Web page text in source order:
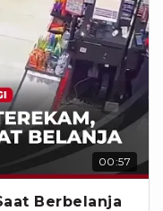
00:57
Berbelanja